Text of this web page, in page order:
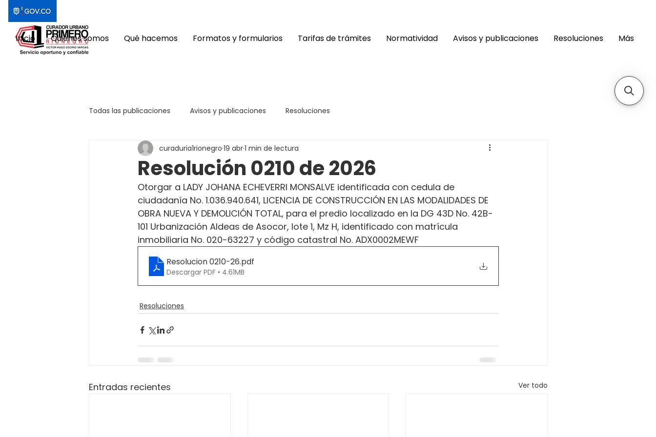
Inicio Quiénes somos Qué hacemos Formatos y formularios Tarifas de trámites Normatividad Avisos y publicaciones Resoluciones Más
Todas las publicaciones Avisos y publicaciones Resoluciones
Resolución 0210 de 2026
curaduria1rionegro 19 abr1 min de lectura
Otorgar a LADY JOHANA ECHEVERRI MONSALVE identificada con cedula de
ciudadanía No. 1.036.940.641, LICENCIA DE CONSTRUCCIÓN EN LAS MODALIDADES DE
OBRA NUEVA Y DEMOLICIÓN TOTAL, para el predio localizado en la DG 43D No. 42B-
101 Urbanización Aldeas de Asocor, lote 1, Mz H, identificado con matrícula
inmobiliaria No. 020-63227 y código catastral No. ADX0002MEWF
Resolucion 0210-26.pdf
Descargar PDF • 4.61MB
Resoluciones
Entradas recientes Ver todo